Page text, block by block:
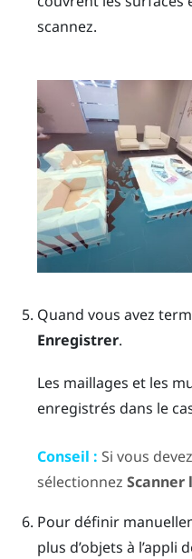
scannez.
Quand vous avez
Enregistrer.
Les maillages et les
enregistrés dans le
Conseil : Si vous
sélectionnez Scanner
Pour définir
plus d’objets à l’appli